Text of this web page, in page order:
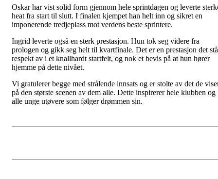
Oskar har vist solid form gjennom hele sprintdagen og leverte
heat fra start til slutt. I finalen kjempet han helt inn og sikret en
imponerende tredjeplass mot verdens beste sprintere.
Ingrid leverte også en sterk prestasjon. Hun tok seg videre fra
prologen og gikk seg helt til kvartfinale. Det er en prestasjon det
respekt av i et knallhardt startfelt, og nok et bevis på at hun hører
hjemme på dette nivået.
Vi gratulerer begge med strålende innsats og er stolte av det de
på den største scenen av dem alle. Dette inspirerer hele klubben og
alle unge utøvere som følger drømmen sin.